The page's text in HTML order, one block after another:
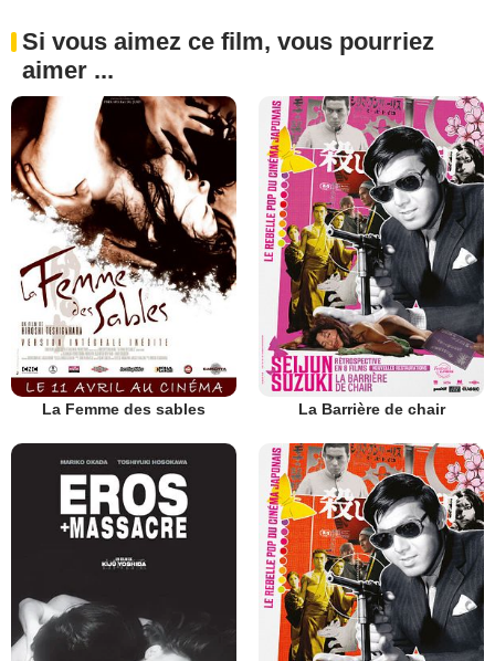
Si vous aimez ce film, vous pourriez
aimer ...
La Femme des sables La Barrière de chair